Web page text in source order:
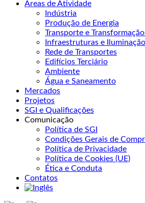
Áreas de Atividade
Indústria
Produção de Energia
Transporte e
Infraestruturas e
Rede de Transportes
Edifícios Terciário
Ambiente
Água e Saneamento
Mercados
Projetos
SGI e Qualificações
Comunicação
Política de SGI
Condições Gerais de
Política de Privacidade
Política de Cookies (UE)
Ética e Conduta
Contatos